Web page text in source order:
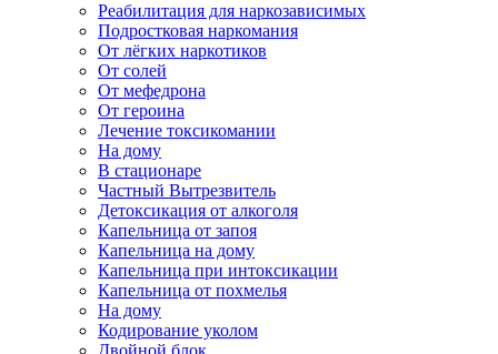
Реабилитация для наркозависимых
Подростковая наркомания
От лёгких наркотиков
От солей
От мефедрона
От героина
Лечение токсикомании
На дому
В стационаре
Частный Вытрезвитель
Детоксикация от алкоголя
Капельница от запоя
Капельница на дому
Капельница при интоксикации
Капельница от похмелья
На дому
Кодирование уколом
Двойной блок